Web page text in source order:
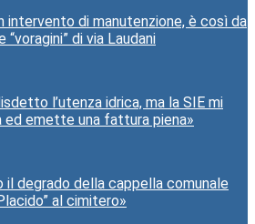
intervento di manutenzione, è così da
“voragini” di via Laudani
l’utenza idrica, ma la SIE mi
ed emette una fattura piena»
il degrado della cappella comunale
al cimitero»